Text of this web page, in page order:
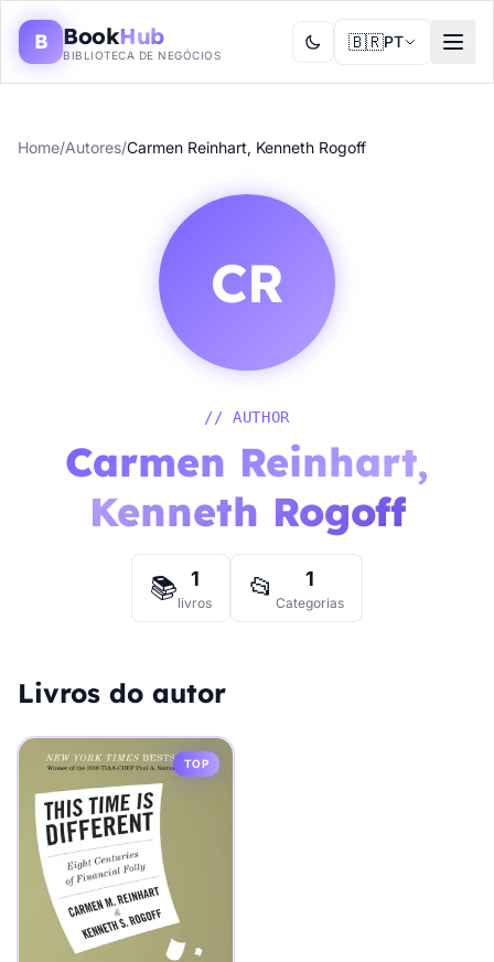
B BookHub
BIBLIOTECA DE NEGÓCIOS
🇧🇷PT
Home/Autores/Carmen Reinhart, Kenneth Rogoff
CR
// AUTHOR
Carmen Reinhart,
Kenneth Rogoff
📚 1
livros 📂 1
Categorias
Livros do autor
TOP